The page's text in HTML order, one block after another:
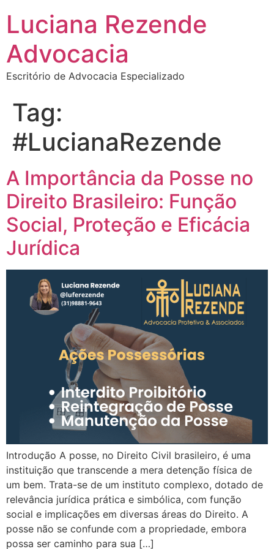
Luciana Rezende
Advocacia
Escritório de Advocacia Especializado
Tag:
#LucianaRezende
A Importância da Posse no
Direito Brasileiro: Função
Social, Proteção e Eficácia
Jurídica
Introdução A posse, no Direito Civil brasileiro, é uma
instituição que transcende a mera detenção física de
um bem. Trata-se de um instituto complexo, dotado de
relevância jurídica prática e simbólica, com função
social e implicações em diversas áreas do Direito. A
posse não se confunde com a propriedade, embora
possa ser caminho para sua […]